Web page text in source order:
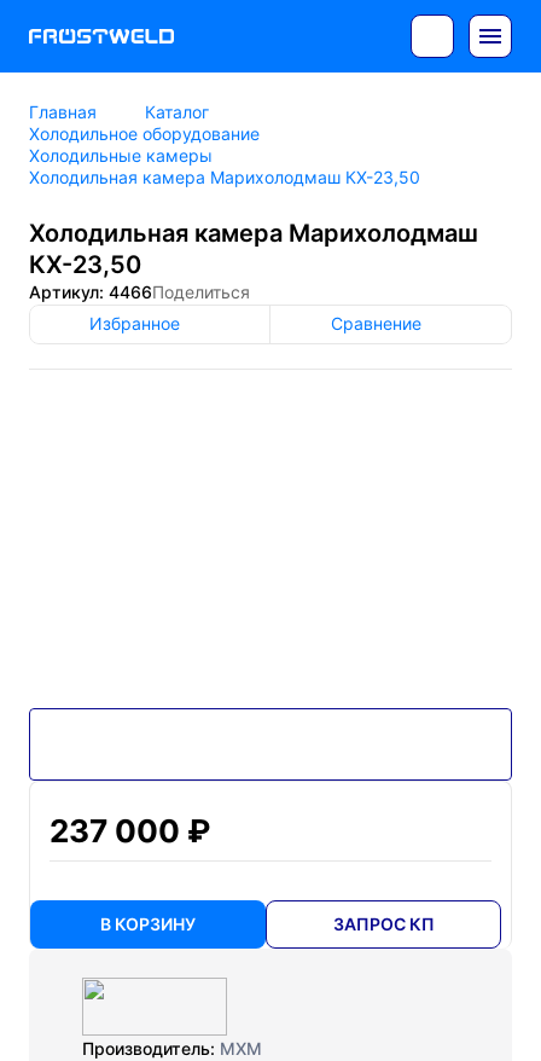
Главная
Каталог
Холодильное оборудование
Холодильные камеры
Холодильная камера Марихолодмаш КХ-23,50
Холодильная камера Марихолодмаш
КХ-23,50
Артикул: 4466Поделиться
Избранное
Сравнение
237 000 ₽
В КОРЗИНУ ЗАПРОС КП
Производитель: МХМ